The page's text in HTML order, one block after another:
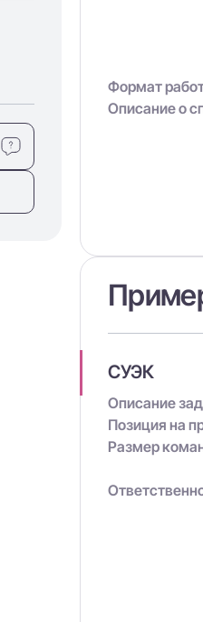
Формат
Описание о
СУЭК
Описание
Позиция на
Размер